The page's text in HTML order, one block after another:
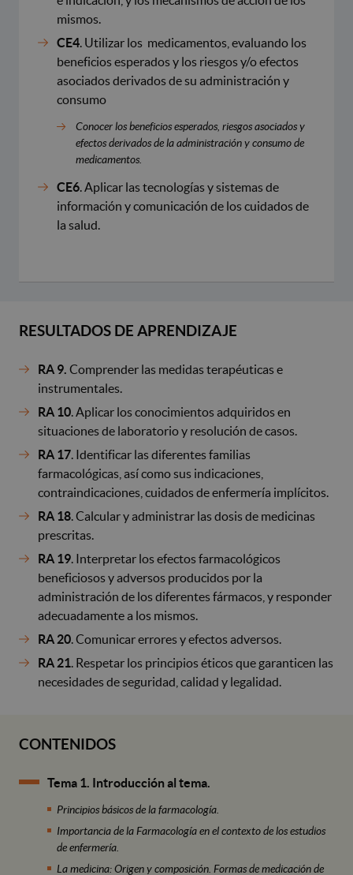
mismos.
CE4 . Utilizar los medicamentos, evaluando los
beneficios esperados y los riesgos y/o efectos
asociados derivados de su administración y
consumo
Conocer los beneficios esperados, riesgos asociados y
efectos derivados de la administración y consumo de
medicamentos.
CE6 . Aplicar las tecnologías y sistemas de
información y comunicación de los cuidados de
la salud.
RESULTADOS DE APRENDIZAJE
RA 9. Comprender las medidas terapéuticas e
instrumentales.
RA 10 . Aplicar los conocimientos adquiridos en
situaciones de laboratorio y resolución de casos.
RA 17 . Identificar las diferentes familias
farmacológicas, así como sus indicaciones,
contraindicaciones, cuidados de enfermería implícitos.
RA 18 . Calcular y administrar las dosis de medicinas
prescritas.
RA 19 . Interpretar los efectos farmacológicos
beneficiosos y adversos producidos por la
administración de los diferentes fármacos, y responder
adecuadamente a los mismos.
RA 20 . Comunicar errores y efectos adversos.
RA 21 . Respetar los principios éticos que garanticen las
necesidades de seguridad, calidad y legalidad.
CONTENIDOS
Tema 1. Introducción al tema.
Principios básicos de la farmacología.
Importancia de la Farmacología en el contexto de los estudios
de enfermería.
La medicina: Origen y composición. Formas de medicación de